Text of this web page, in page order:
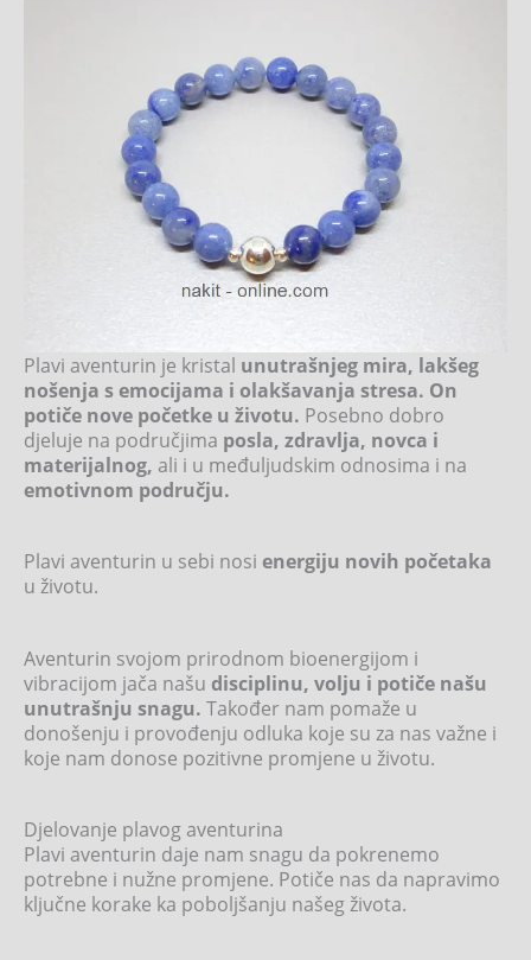
Plavi aventurin je kristal unutrašnjeg mira, lakšeg
nošenja s emocijama i olakšavanja stresa. On
potiče nove početke u životu. Posebno dobro
djeluje na područjima posla, zdravlja, novca i
materijalnog, ali i u međuljudskim odnosima i na
emotivnom području.
Plavi aventurin u sebi nosi energiju novih početaka
u životu.
Aventurin svojom prirodnom bioenergijom i
vibracijom jača našu disciplinu, volju i potiče našu
unutrašnju snagu. Također nam pomaže u
donošenju i provođenju odluka koje su za nas važne i
koje nam donose pozitivne promjene u životu.
Djelovanje plavog aventurina
Plavi aventurin daje nam snagu da pokrenemo
potrebne i nužne promjene. Potiče nas da napravimo
ključne korake ka poboljšanju našeg života.